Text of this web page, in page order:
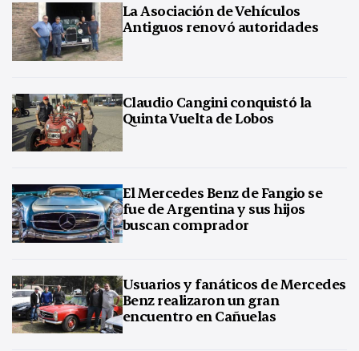
La Asociación de Vehículos
Antiguos renovó autoridades
Claudio Cangini conquistó la
Quinta Vuelta de Lobos
El Mercedes Benz de Fangio se
fue de Argentina y sus hijos
buscan comprador
Usuarios y fanáticos de Mercedes
Benz realizaron un gran
encuentro en Cañuelas